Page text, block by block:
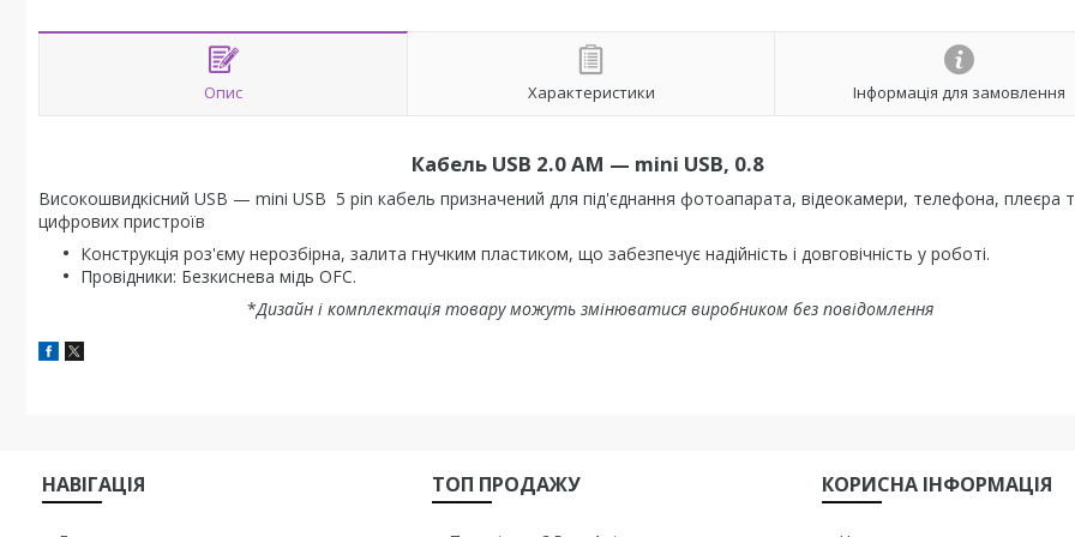
Опис Характеристики Інформація для замовлення
Кабель USB 2.0 AM — mini USB, 0.8
Високошвидкісний USB — mini USB 5 pin кабель призначений для під'єднання фотоапарата, відеокамери, телефона, плеєра
цифрових пристроїв
Конструкція роз'єму нерозбірна, залита гнучким пластиком, що забезпечує надійність і довговічність у роботі.
Провідники: Безкиснева мідь OFC.
*Дизайн і комплектація товару можуть змінюватися виробником без повідомлення
НАВIГАЦIЯ ТОП ПРОДАЖУ КОРИСНА IНФОРМАЦIЯ